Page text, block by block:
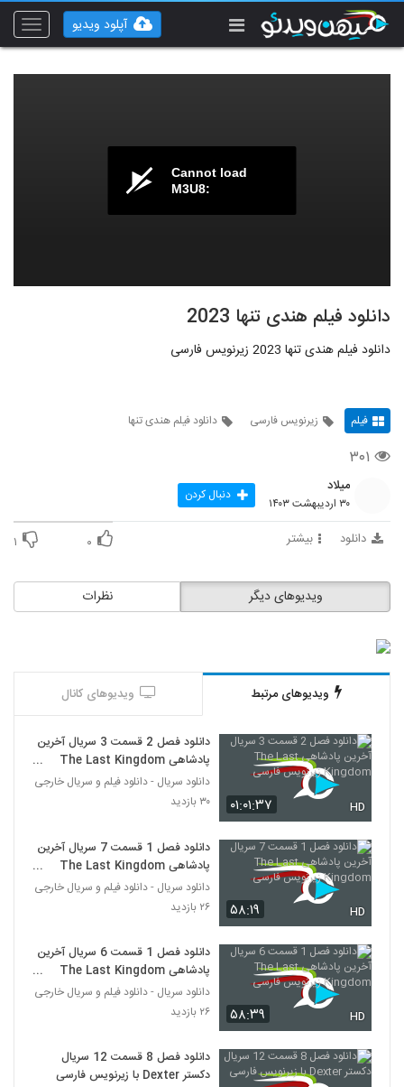
Toggle
آپلود ویدیو
Cannot load
M3U8:
دانلود فیلم هندی تنها 2023
دانلود فیلم هندی تنها 2023 زیرنویس فارسی
فیلم زیرنویس فارسی دانلود فیلم هندی تنها
۳۰۱
میلاد
۳۰ اردیبهشت ۱۴۰۳ دنبال کردن
دانلود بیشتر ۰ ۱
نظرات ویدیوهای دیگر
ویدیوهای مرتبط ویدیوهای کانال
۰۱:۰۱:۳۷ HD
دانلود فصل 2 قسمت 3 سریال آخرین
پادشاهی The Last Kingdom
زیرنویس فارسی
دانلود سریال - دانلود فیلم و سریال خارجی
۳۰ بازدید
۵۸:۱۹ HD
دانلود فصل 1 قسمت 7 سریال آخرین
پادشاهی The Last Kingdom
زیرنویس فارسی
دانلود سریال - دانلود فیلم و سریال خارجی
۲۶ بازدید
۵۸:۳۹ HD
دانلود فصل 1 قسمت 6 سریال آخرین
پادشاهی The Last Kingdom
زیرنویس فارسی
دانلود سریال - دانلود فیلم و سریال خارجی
۲۶ بازدید
دانلود فصل 8 قسمت 12 سریال
دکستر Dexter با زیرنویس فارسی